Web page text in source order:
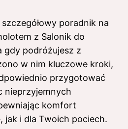
poradnik na
z Salonik do
gdy podróżujesz z
w nim kluczowe kroki,
przygotować
nieprzyjemnych
komfort
jak i dla Twoich pociech.